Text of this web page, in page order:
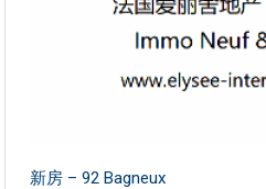
新房 – 92 Bagneux